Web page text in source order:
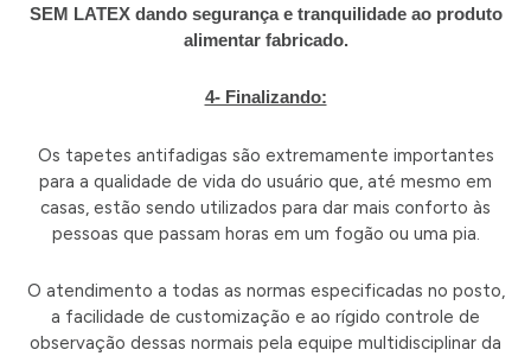
SEM LATEX dando segurança e tranquilidade ao produto
alimentar fabricado.
4- Finalizando:
Os tapetes antifadigas são extremamente importantes
para a qualidade de vida do usuário que, até mesmo em
casas, estão sendo utilizados para dar mais conforto às
pessoas que passam horas em um fogão ou uma pia.
O atendimento a todas as normas especificadas no posto,
a facilidade de customização e ao rígido controle de
observação dessas normais pela equipe multidisciplinar da